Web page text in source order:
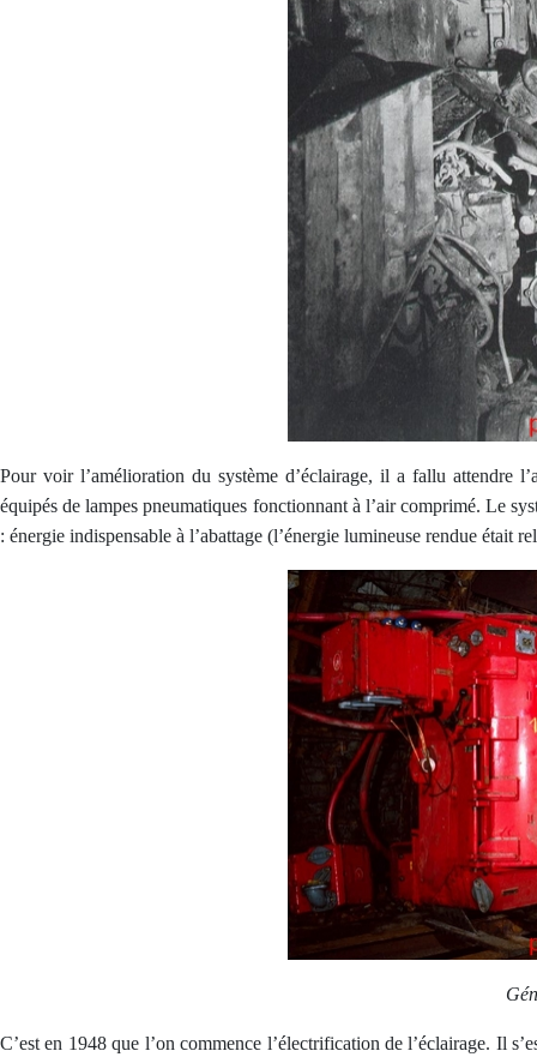
Pour voir l’amélioration du système d’éclairage, il a fallu attendre
équipés de lampes pneumatiques fonctionnant à l’air comprimé. Le
: énergie indispensable à l’abattage (l’énergie lumineuse rendue
C’est en 1948 que l’on commence l’électrification de l’éclairage. Il